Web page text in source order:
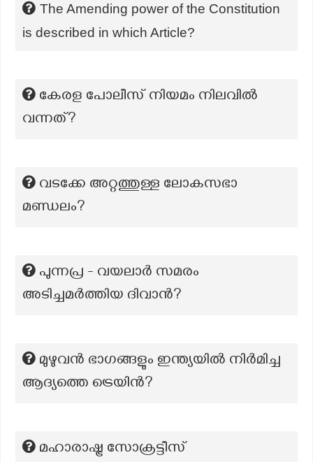
The Amending power of the Constitution
is described in which Article?
കേരള പോലീസ് നിയമം നിലവില്‍
വന്നത്?
വടക്കേ അറ്റത്തുള്ള ലോകസഭാ
മണ്ഡലം?
പുന്നപ്ര - വയലാർ സമരം
അടിച്ചമർത്തിയ ദിവാൻ?
മുഴുവൻ ഭാഗങ്ങളും ഇന്ത്യയിൽ നിർമിച്ച
ആദ്യത്തെ ട്രെയിൻ?
മഹാരാഷ്ട്ര സോക്രട്ടീസ്